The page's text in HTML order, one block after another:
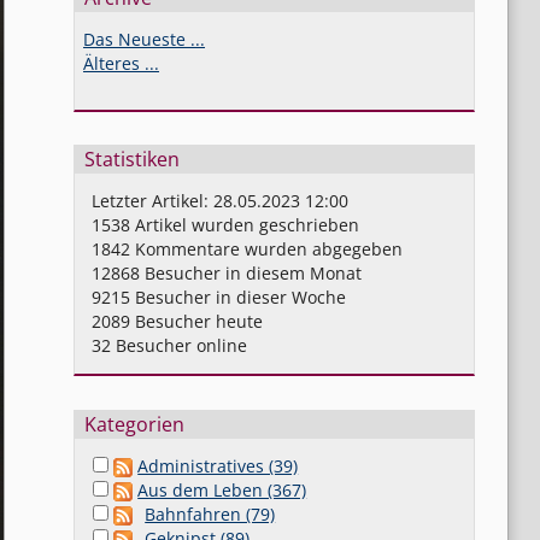
Das Neueste ...
Älteres ...
Statistiken
Letzter Artikel: 28.05.2023 12:00
1538Artikel wurden geschrieben
1842Kommentare wurden abgegeben
12868Besucher in diesem Monat
9215Besucher in dieser Woche
2089Besucher heute
32Besucher online
Kategorien
Administratives (39)
Aus dem Leben (367)
Bahnfahren (79)